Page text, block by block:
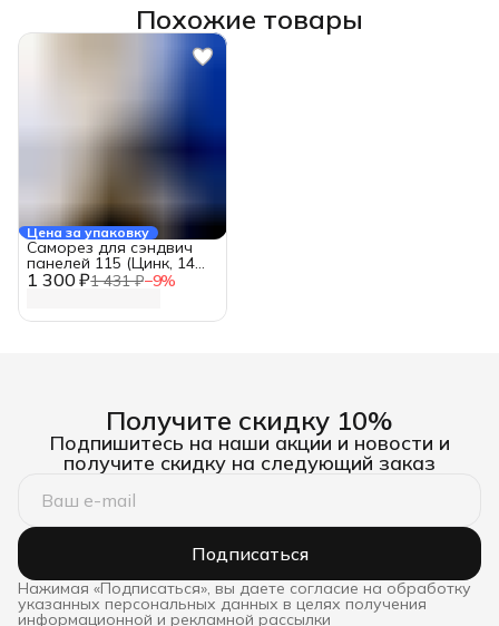
Похожие товары
Цена за упаковку
1 300 ₽1 431 ₽−9%
Саморез для сэндвич
панелей 115 (Цинк, 14
мм., 100 шт.)
Получите скидку 10%
Подпишитесь на наши акции и новости и
получите скидку на следующий заказ
Подписаться
Нажимая «Подписаться», вы даете согласие на обработку
указанных персональных данных в целях получения
информационной и рекламной рассылки